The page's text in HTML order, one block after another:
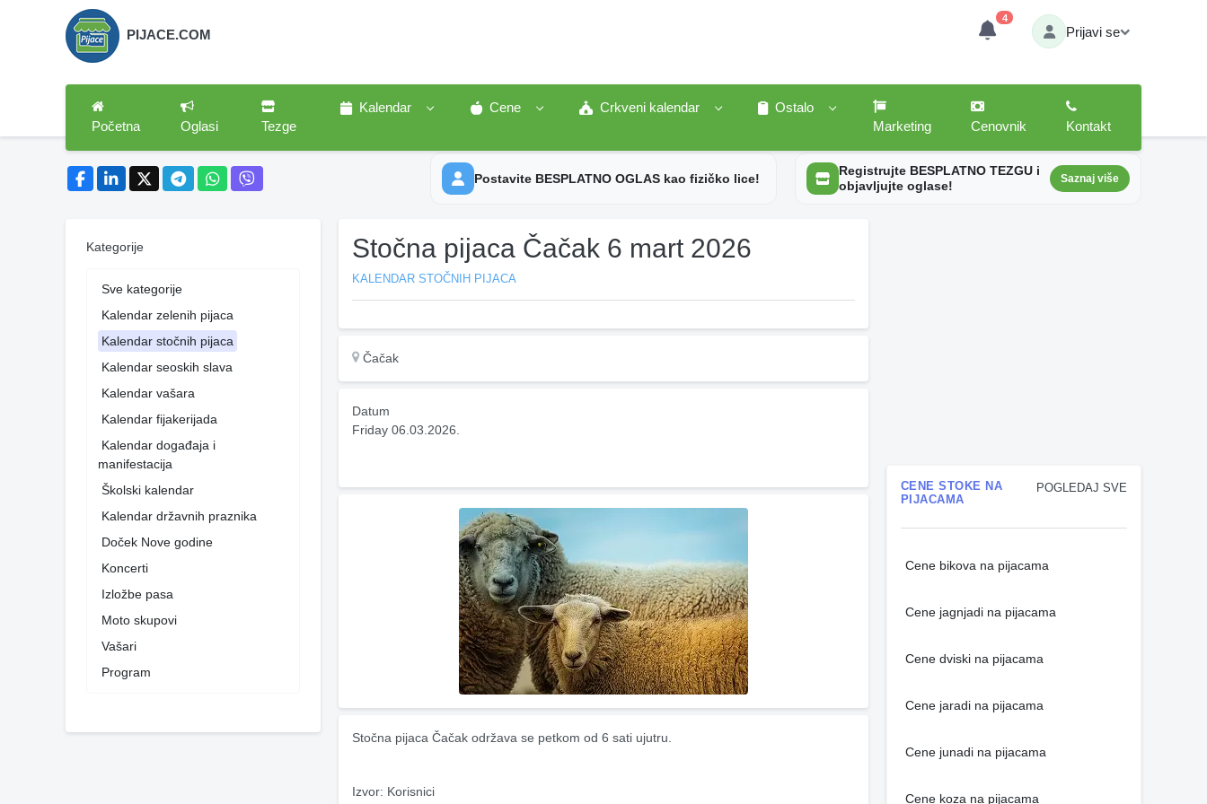
PIJACE.COM
4
Prijavi se
Početna Oglasi Tezge
Kalendar Cene Crkveni kalendar
Ostalo
Marketing
Cenovnik Kontakt
Postavite BESPLATNO OGLAS kao fizičko lice!
Registrujte BESPLATNO TEZGU i
objavljujte oglase!
Saznaj više
Kategorije
Sve kategorije
Kalendar zelenih pijaca
Kalendar stočnih pijaca
Kalendar seoskih slava
Kalendar vašara
Kalendar fijakerijada
Kalendar događaja i
manifestacija
Školski kalendar
Kalendar državnih praznika
Doček Nove godine
Koncerti
Izložbe pasa
Moto skupovi
Vašari
Program
Stočna pijaca Čačak 6 mart 2026
KALENDAR STOČNIH PIJACA
Čačak
Datum
Friday 06.03.2026.
Stočna pijaca Čačak održava se petkom od 6 sati ujutru.
Izvor: Korisnici
POGLEDAJ SVE
CENE STOKE NA
PIJACAMA
Cene bikova na pijacama
Cene jagnjadi na pijacama
Cene dviski na pijacama
Cene jaradi na pijacama
Cene junadi na pijacama
Cene koza na pijacama